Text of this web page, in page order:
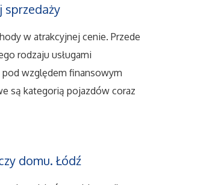
sprzedaży
w atrakcyjnej cenie. Przede
rodzaju usługami
względem finansowym
są kategorią pojazdów coraz
domu. Łódź